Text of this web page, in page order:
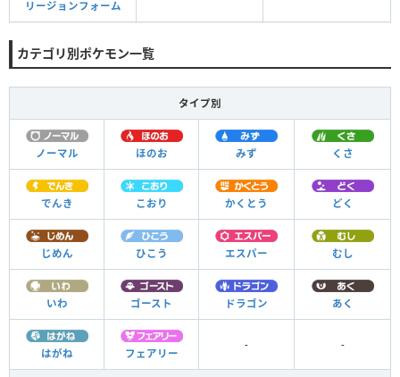
リージョンフォーム
カテゴリ別ポケモン一覧
タイプ別
ノーマル ほのお みず くさ
でんき こおり かくとう どく
じめん ひこう エスパー むし
いわ ゴースト ドラゴン あく
はがね フェアリー
- -